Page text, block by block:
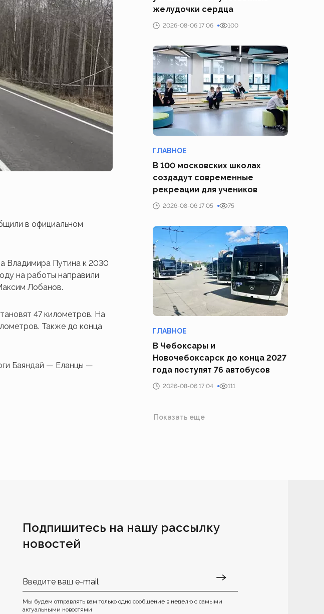
в официальном
Владимира Путина к 2030
на работы направили
Лобанов.
47 километров. На
Также до конца
Баяндай — Еланцы —
желудочки сердца
2026-08-06 17:06 100
ГЛАВНОЕ
В 100 московских школах
создадут современные
рекреации для учеников
2026-08-06 17:05 75
ГЛАВНОЕ
В Чебоксары и
Новочебоксарск до конца 2027
года поступят 76 автобусов
2026-08-06 17:04 111
Показать еще
Подпишитесь на нашу рассылку
новостей
Мы будем отправлять вам только одно сообщение в неделю с самыми
актуальными новостями